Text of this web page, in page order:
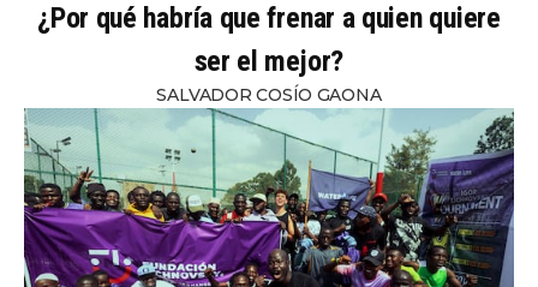
¿Por qué habría que frenar a quien quiere
ser el mejor?
SALVADOR COSÍO GAONA